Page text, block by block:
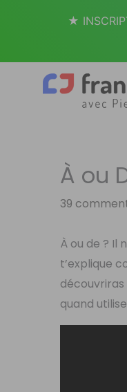
À ou
39
À ou de ? Il
t’explique
quand
★